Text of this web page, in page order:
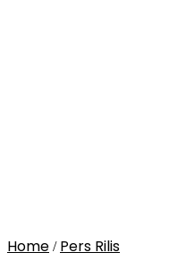
Home / Pers Rilis